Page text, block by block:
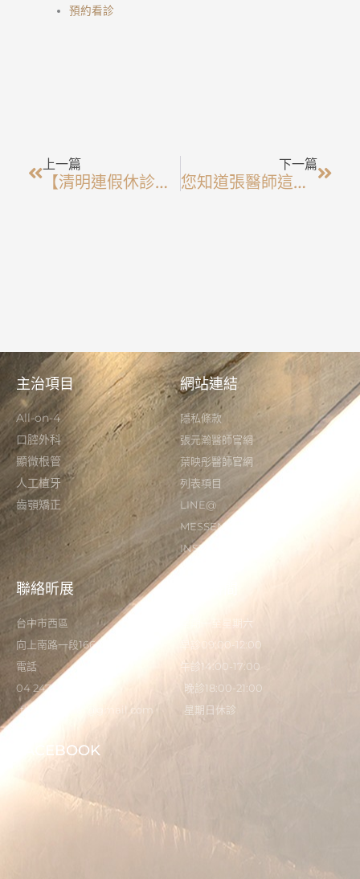
預約看診
上一篇
【清明連假休診公告】
下一篇
您知道張醫師這一個月總共拔了多少智齒嗎？
主治項目
All-on-4
口腔外科
顯微根管
人工植牙
齒顎矯正
網站連結
隱私條款
張元瀚醫師官網
葉映彤醫師官網
列表項目
LINE@
MESSENGER
INSTAGRAM
聯絡昕展
台中市西區
向上南路一段166-5號
電話
04 2473 0325
flystardental@gmail.com
星期一至星期六
早診09:00-12:00
午診14:00-17:00
晚診18:00-21:00
星期日休診
FACEBOOK